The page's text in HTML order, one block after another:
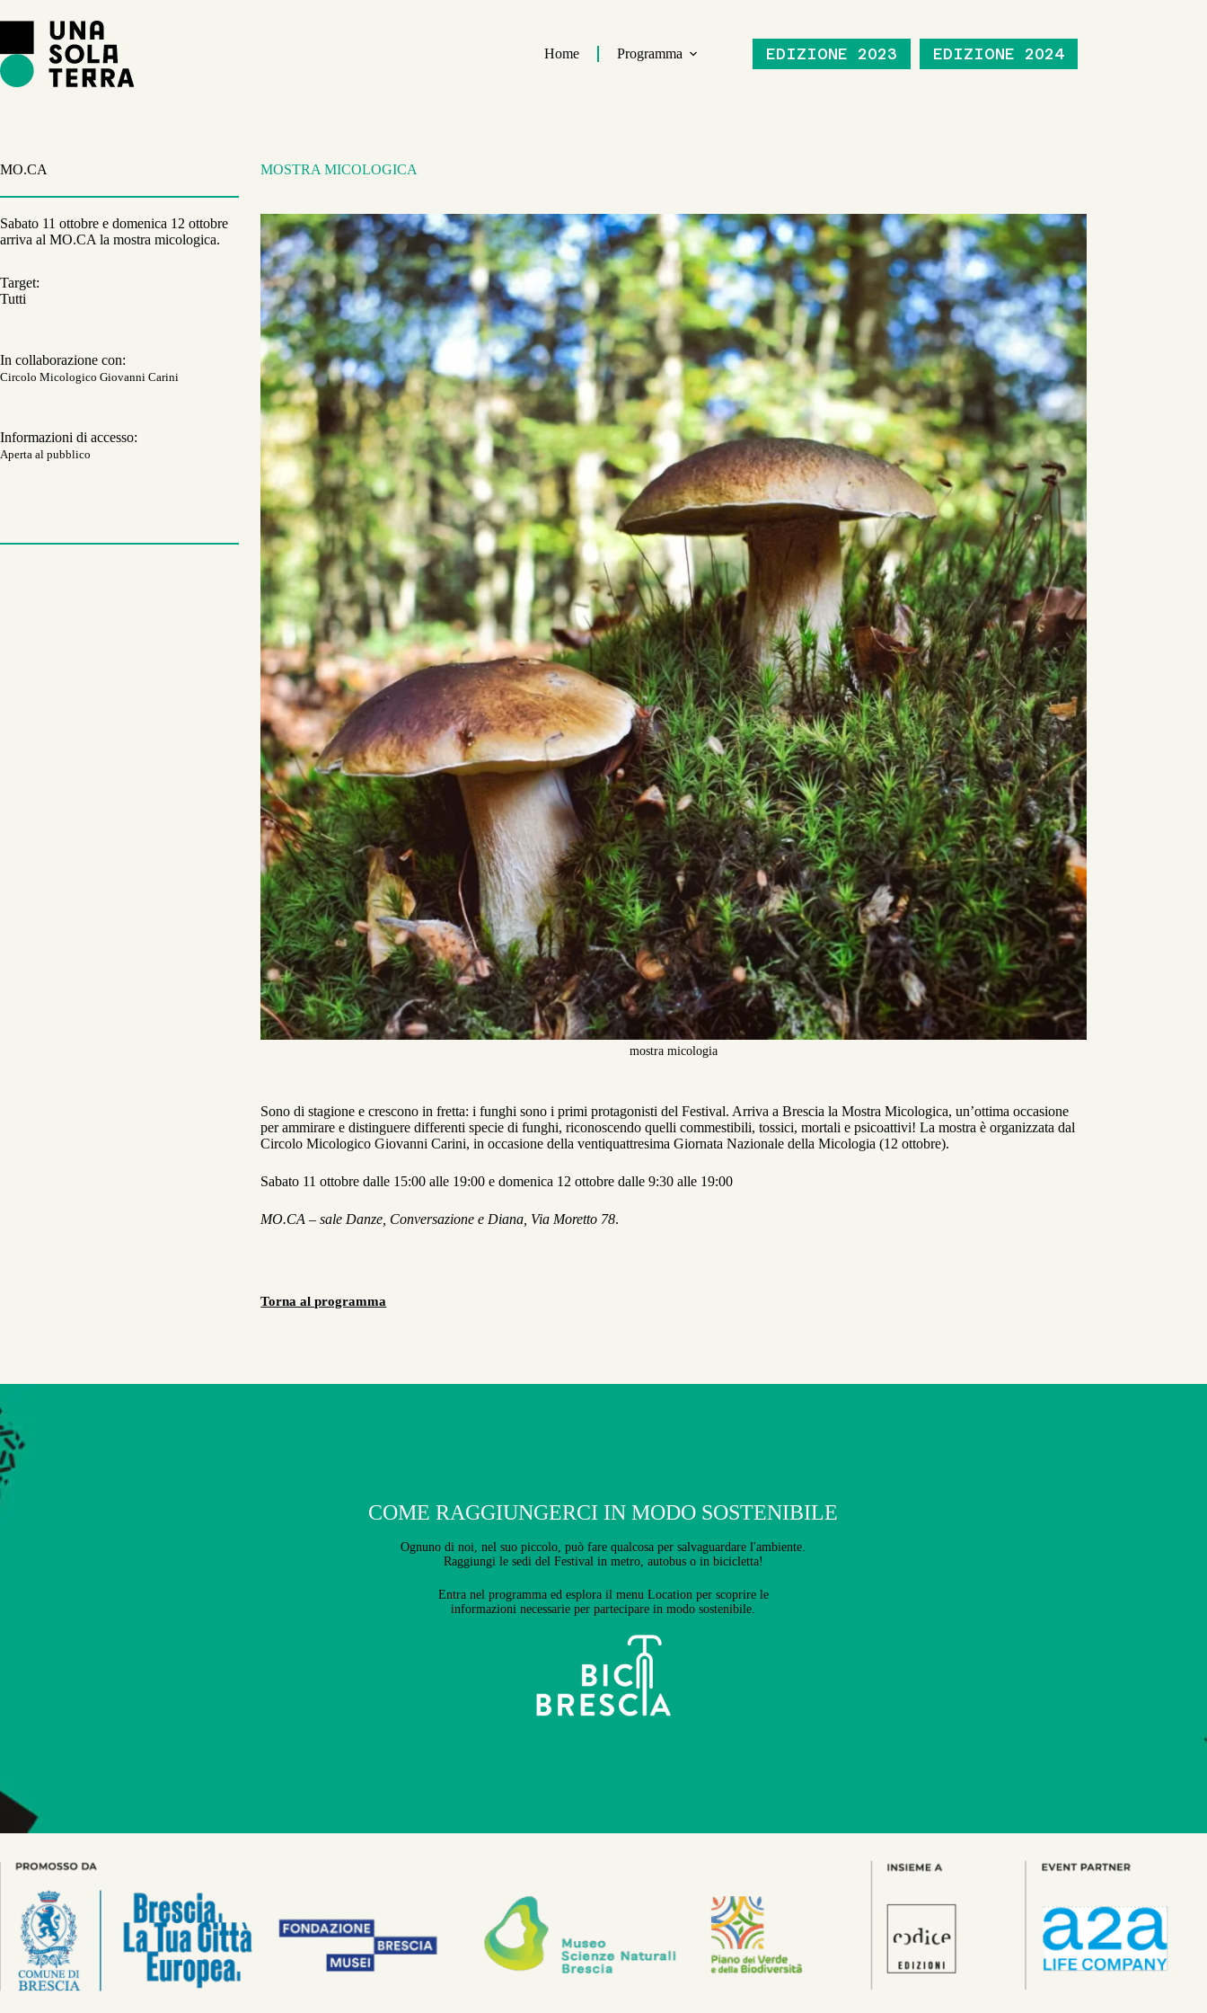
al
contenuto
Home
Programma EDIZIONE 2023 EDIZIONE 2024
MOSTRA MICOLOGICA
mostra micologia
Sono di stagione e crescono in fretta: i funghi sono i primi protagonisti del Festival. Arriva a Brescia la Mostra Micologica, un’ottima occasione
per ammirare e distinguere differenti specie di funghi, riconoscendo quelli commestibili, tossici, mortali e psicoattivi! La mostra è organizzata dal
Circolo Micologico Giovanni Carini, in occasione della ventiquattresima Giornata Nazionale della Micologia (12 ottobre).
Sabato 11 ottobre dalle 15:00 alle 19:00 e domenica 12 ottobre dalle 9:30 alle 19:00
MO.CA – sale Danze, Conversazione e Diana, Via Moretto 78.
Torna al programma
MO.CA
Sabato 11 ottobre e domenica 12 ottobre
arriva al MO.CA la mostra micologica.
Target:
Tutti
In collaborazione con:
Circolo Micologico Giovanni Carini
Informazioni di accesso:
Aperta al pubblico
COME RAGGIUNGERCI IN MODO SOSTENIBILE
Ognuno di noi, nel suo piccolo, può fare qualcosa per salvaguardare l'ambiente.
Raggiungi le sedi del Festival in metro, autobus o in bicicletta!
Entra nel programma ed esplora il menu Location per scoprire le
informazioni necessarie per partecipare in modo sostenibile.